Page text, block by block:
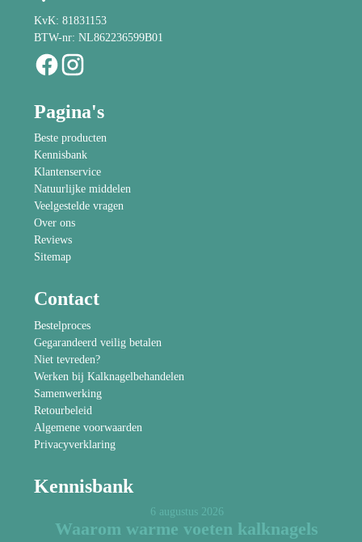
KvK: 81831153
BTW-nr: NL862236599B01
Pagina's
Beste producten
Kennisbank
Klantenservice
Natuurlijke middelen
Veelgestelde vragen
Over ons
Reviews
Sitemap
Contact
Bestelproces
Gegarandeerd veilig betalen
Niet tevreden?
Werken bij Kalknagelbehandelen
Samenwerking
Retourbeleid
Algemene voorwaarden
Privacyverklaring
Kennisbank
6 augustus 2026
Waarom warme voeten kalknagels